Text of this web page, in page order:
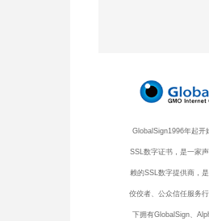
GlobalSign1996年起开
SSL数字证书，是一家
赖的SSL数字提供商，
佼佼者、公众信任服务
下拥有GlobalSign、